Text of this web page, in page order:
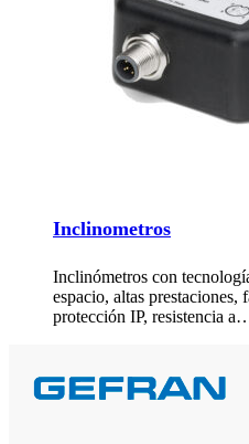
Inclinometros
Inclinómetros con
espacio, altas
protección IP, resistencia